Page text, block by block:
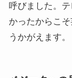
呼びました。
かったからこ
うかがえます。